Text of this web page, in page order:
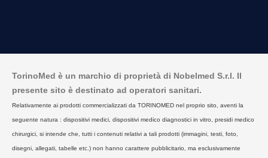
TorinoMed è un marchio di proprietà di Nobelmed S.r.l. Il
presente sito è destinato ad operatori sanitari.
Relativamente ai prodotti commercializzati da TORINOMED nel proprio sito, aventi la
seguente natura : dispositivi medici, dispositivi medico diagnostici in vitro, presidi medico
chirurgici, si intende che, tutti i contenuti relativi a tali prodotti (immagini, testi, foto,
disegni, allegati, tabelle etc.) non hanno carattere pubblicitario, ma esclusivamente